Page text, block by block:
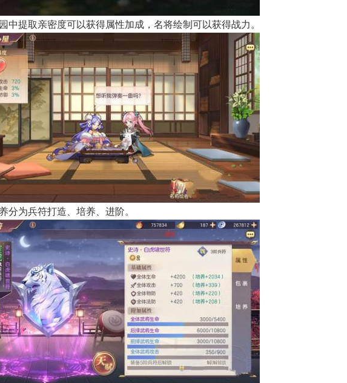
提取亲密度可以获得属性加成，名将绘制可以获得战力。
为兵符打造、培养、进阶。